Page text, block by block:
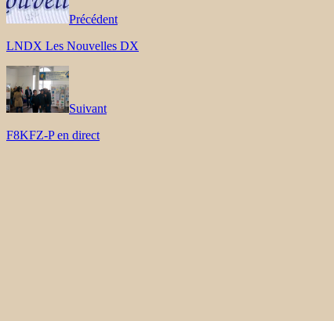
Précédent
LNDX Les Nouvelles DX
Suivant
F8KFZ-P en direct